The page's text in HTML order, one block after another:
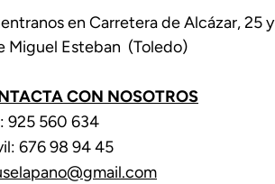
en Carretera de Alcázar, 25 y
Miguel Esteban (Toledo)
CON NOSOTROS
925 560 634
676 98 94 45